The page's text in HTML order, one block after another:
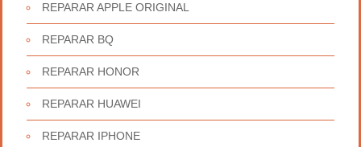
REPARAR APPLE ORIGINAL
REPARAR BQ
REPARAR HONOR
REPARAR HUAWEI
REPARAR IPHONE